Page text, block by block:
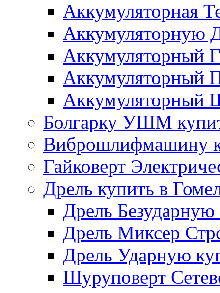
Аккумуляторная
Аккумуляторную
Аккумуляторный
Аккумуляторный
Аккумуляторный
Болгарку УШМ
Виброшлифмашину
Гайковерт
Дрель купить в
Дрель Безударную
Дрель Миксер
Дрель Ударную
Шуруповерт